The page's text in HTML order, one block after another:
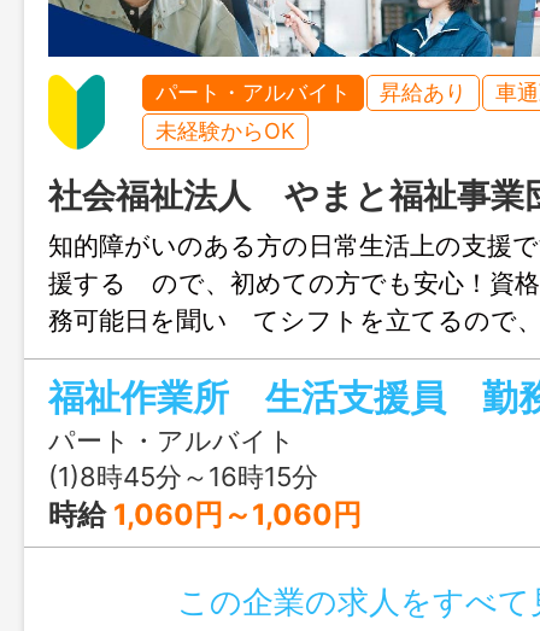
パート・アルバイト 昇給あり
車
未経験からOK
社会福祉法人 やまと福祉事業
知的障がいのある方の日常生活上の支援
援する ので、初めての方でも安心！資
務可能日を聞い てシフトを立てるので
に合わせて働けます。 ・軽作業（座り
小物等の袋詰め、箱詰め ・広告、チラ
ング（近隣） ・ウォーキング・リサ
等 ・日常生活の支援（食事やトイレ
の内容の補助及び支援業務です。 【業務
法人業務全般】
パート・アルバイト
(1)8時45分～16時15分
時給 1,060円～1,060円
この企業の求人をすべて